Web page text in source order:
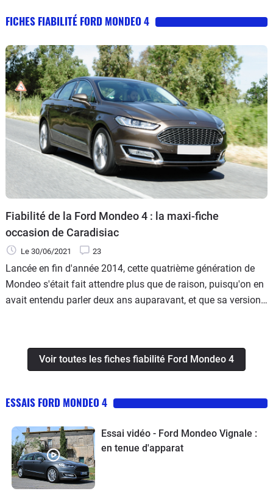
FICHES FIABILITÉ FORD MONDEO 4
Fiabilité de la Ford Mondeo 4 : la maxi-fiche
occasion de Caradisiac
Le 30/06/2021 23
Lancée en fin d'année 2014, cette quatrième génération de
Mondeo s'était fait attendre plus que de raison, puisqu'on en
avait entendu parler deux ans auparavant, et que sa version
Voir toutes les fiches fiabilité Ford Mondeo 4
ESSAIS FORD MONDEO 4
Essai vidéo - Ford Mondeo Vignale :
en tenue d'apparat